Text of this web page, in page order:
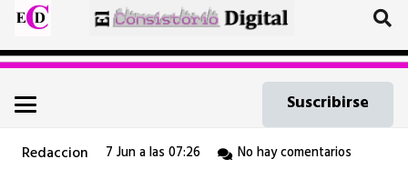
Suscribirse
Redaccion 7 Jun a las 07:26 No hay comentarios